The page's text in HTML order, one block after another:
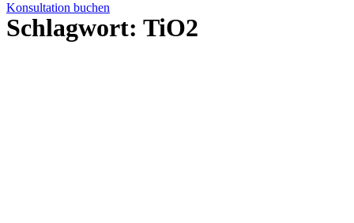
Konsultation buchen
Schlagwort: TiO2